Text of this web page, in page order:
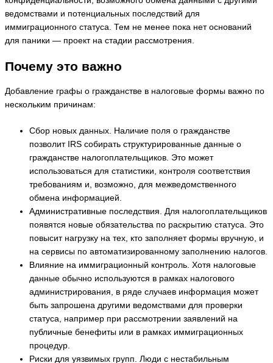
ведомствами и потенциальных последствий для
иммиграционного статуса. Тем не менее пока нет оснований
для паники — проект на стадии рассмотрения.
Почему это важно
Добавление графы о гражданстве в налоговые формы важно по
нескольким причинам:
Сбор новых данных. Наличие поля о гражданстве
позволит IRS собирать структурированные данные о
гражданстве налогоплательщиков. Это может
использоваться для статистики, контроля соответствия
требованиям и, возможно, для межведомственного
обмена информацией.
Административные последствия. Для налогоплательщиков
появятся новые обязательства по раскрытию статуса. Это
повысит нагрузку на тех, кто заполняет формы вручную, и
на сервисы по автоматизированному заполнению налогов.
Влияние на иммиграционный контроль. Хотя налоговые
данные обычно используются в рамках налогового
администрирования, в ряде случаев информация может
быть запрошена другими ведомствами для проверки
статуса, например при рассмотрении заявлений на
публичные бенефиты или в рамках иммиграционных
процедур.
Риски для уязвимых групп. Люди с нестабильным